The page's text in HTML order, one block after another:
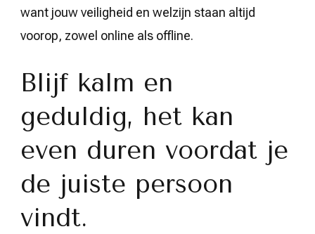
want jouw veiligheid en welzijn staan altijd
voorop, zowel online als offline.
Blijf kalm en
geduldig, het kan
even duren voordat je
de juiste persoon
vindt.